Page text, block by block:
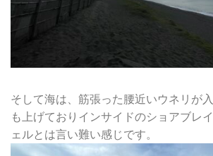
そして海は、筋張った腰近いウネリが
も上げておりインサイドのショアブレ
ェルとは言い難い感じです。